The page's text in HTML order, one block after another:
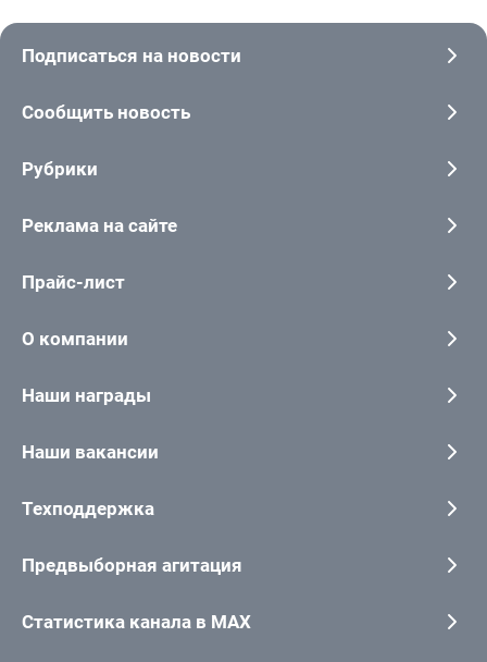
Подписаться на новости
Сообщить новость
Рубрики
Реклама на сайте
Прайс-лист
О компании
Наши награды
Наши вакансии
Техподдержка
Предвыборная агитация
Статистика канала в MAX